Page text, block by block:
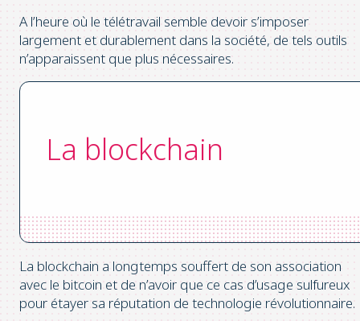
A l’heure où le télétravail semble devoir s’imposer
largement et durablement dans la société, de tels outils
n’apparaissent que plus nécessaires.
La blockchain
La blockchain a longtemps souffert de son association
avec le bitcoin et de n’avoir que ce cas d’usage sulfureux
pour étayer sa réputation de technologie révolutionnaire.